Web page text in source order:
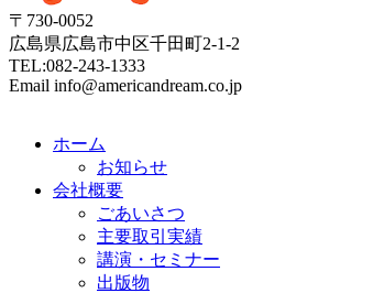
〒730-0052
広島県広島市中区千田町2-1-2
TEL:082-243-1333
Email info@americandream.co.jp
ホーム
お知らせ
会社概要
ごあいさつ
主要取引実績
講演・セミナー
出版物